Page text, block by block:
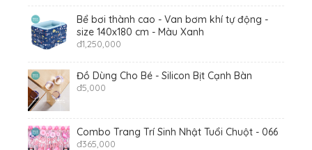
Bể bơi thành cao - Van bơm khí tự động -
size 140x180 cm - Màu Xanh
đ1,250,000
Đồ Dùng Cho Bé - Silicon Bịt Cạnh Bàn
đ5,000
Combo Trang Trí Sinh Nhật Tuổi Chuột - 066
đ365,000